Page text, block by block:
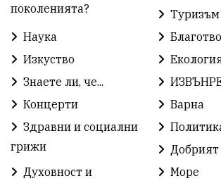
Безплатни прегледи Волейбол
Зелена Енергия Ден
Книги Ветрогенератори Девня
Ден на народните будители
Детски градини Богоявление
Разрушеното бомбоубежище
поколенията?
Туризъм
Наука
Изкуство
Знаете ли, че...
Концерти
Варна
Здравни и социални
грижи
Духовност и
Море